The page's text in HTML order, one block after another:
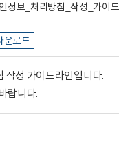
정보_처리방침_작성_가이
운로드
작성 가이드라인입니다.
랍니다.